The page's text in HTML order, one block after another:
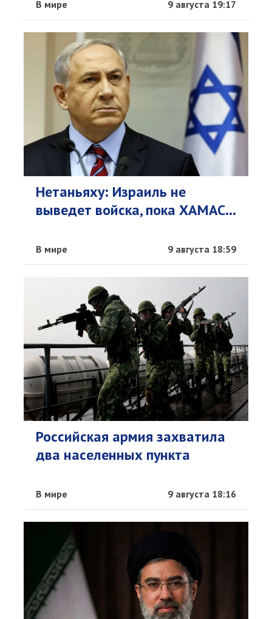
В мире 9 августа 19:17
Нетаньяху: Израиль не
выведет войска, пока ХАМАС...
В мире 9 августа 18:59
Российская армия захватила
два населенных пункта
В мире 9 августа 18:16